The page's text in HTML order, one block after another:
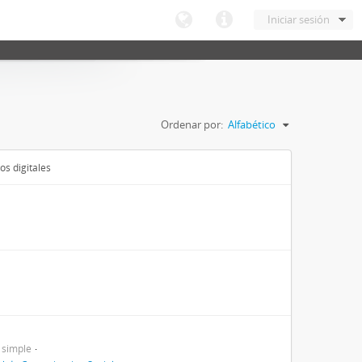
Iniciar sesión
Ordenar por: Alfabético
digitales